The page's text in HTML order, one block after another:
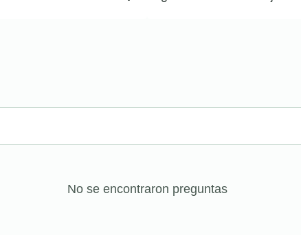
No se encontraron preguntas